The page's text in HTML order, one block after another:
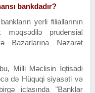
bankdadır?
yerli filiallarının
prudensial
Bazarlarına Nəzarət
Milli Məclisin İqtisadi
də Hüquqi siyasəti və
iclasında "Banklar